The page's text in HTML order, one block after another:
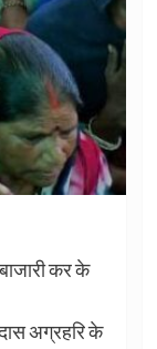
कर के
अग्रहरि के